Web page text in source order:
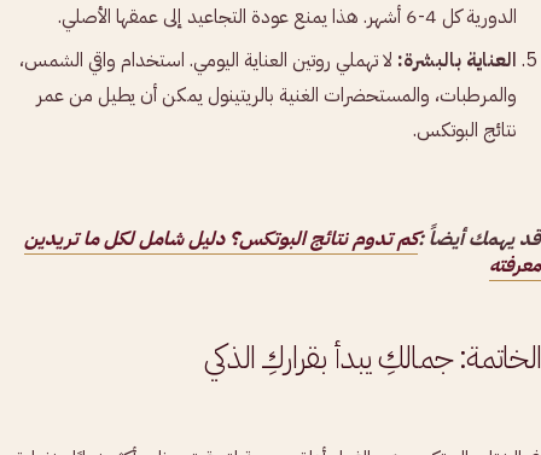
الدورية كل 4-6 أشهر. هذا يمنع عودة التجاعيد إلى عمقها الأصلي.
العناية بالبشرة: لا تهملي روتين العناية اليومي. استخدام واقي الشمس،
والمرطبات، والمستحضرات الغنية بالريتينول يمكن أن يطيل من عمر
نتائج البوتكس.
قد يهمك أيضاً :كم تدوم نتائج البوتكس؟ دليل شامل لكل ما تريدين
معرفته
الخاتمة: جمالكِ يبدأ بقراركِ الذكي